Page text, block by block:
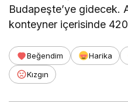
Budapeşte’ye gidecek.
konteyner içerisinde
Beğendim Harika
Kızgın